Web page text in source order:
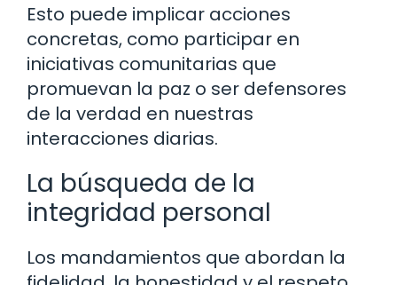
Esto puede implicar acciones
concretas, como participar en
iniciativas comunitarias que
promuevan la paz o ser defensores
de la verdad en nuestras
interacciones diarias.
La búsqueda de la
integridad personal
Los mandamientos que abordan la